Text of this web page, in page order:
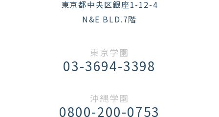
東京都中央区銀座1-12-4
N&E BLD.7階
東京学園
03-3694-3398
沖縄学園
0800-200-0753